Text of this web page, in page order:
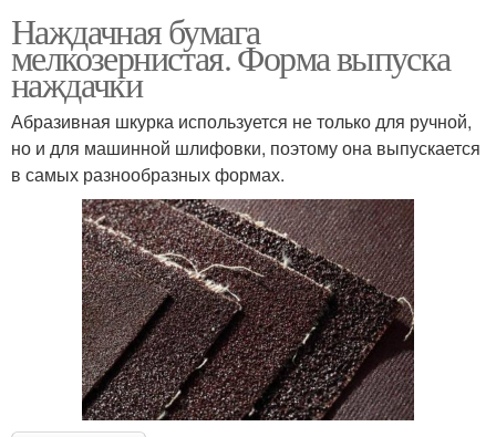
Наждачная бумага
мелкозернистая. Форма выпуска
наждачки
Абразивная шкурка используется не только для ручной,
но и для машинной шлифовки, поэтому она выпускается
в самых разнообразных формах.